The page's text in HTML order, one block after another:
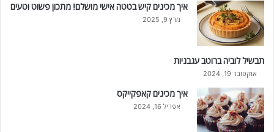
איך מכינים קיש בטטה אישי מושלם! מתכון פשוט וטעים
מרץ 9, 2025
תבשיל לוביה ברוטב עגבניות
אוקטובר 19, 2024
איך מכינים קאפקייקס
אפריל 16, 2024